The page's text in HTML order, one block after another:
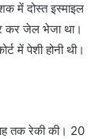
में दोस्त इस्माइल
कर जेल भेजा था।
में पेशी होनी थी।
तक रेकी की। 20